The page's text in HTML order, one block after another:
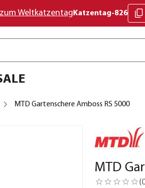
Weltkatzentag Katzentag-826
MTD Gartenschere Amboss RS 5000
MTD
(